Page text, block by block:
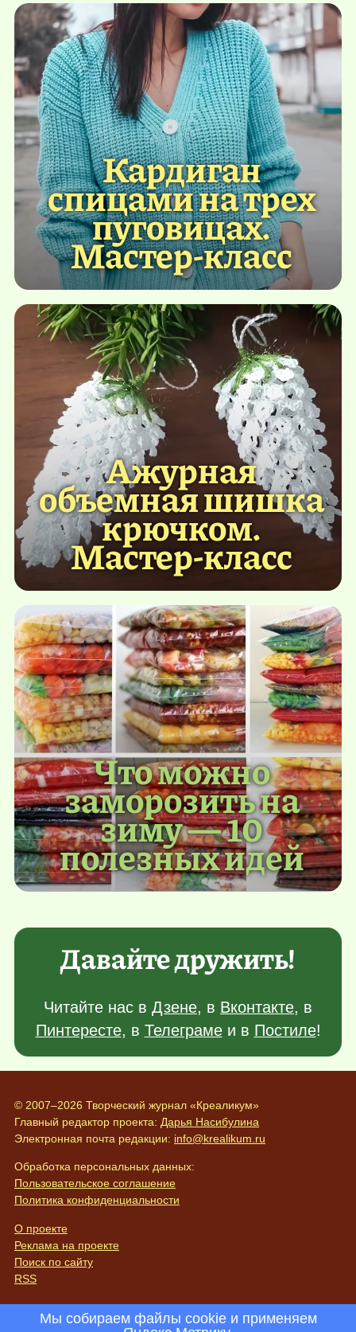
Кардиган
спицами на трех
пуговицах.
Мастер-класс
Ажурная
объемная шишка
крючком.
Мастер-класс
Что можно
заморозить на
зиму — 10
полезных идей
Давайте дружить!
Читайте нас в Дзене, в Вконтакте, в
Пинтересте, в Телеграмеи в Постиле!
© 2007–2026 Творческий журнал «Креаликум»
Главный редактор проекта: Дарья Насибулина
Электронная почта редакции: info@krealikum.ru
Обработка персональных данных:
Пользовательское соглашение
Политика конфиденциальности
О проекте
Реклама на проекте
Поиск по сайту
RSS
Мы собираем файлы cookie и применяем